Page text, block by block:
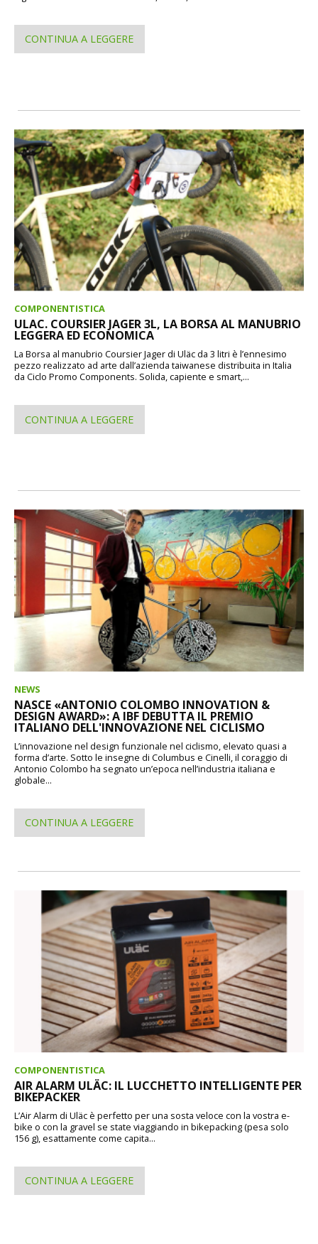
CONTINUA A LEGGERE
COMPONENTISTICA
ULAC. COURSIER JAGER 3L, LA BORSA AL MANUBRIO
LEGGERA ED ECONOMICA
La Borsa al manubrio Coursier Jager di Uläc da 3 litri è l’ennesimo
pezzo realizzato ad arte dall’azienda taiwanese distribuita in Italia
da Ciclo Promo Components. Solida, capiente e smart,...
CONTINUA A LEGGERE
NEWS
NASCE «ANTONIO COLOMBO INNOVATION &
DESIGN AWARD»: A IBF DEBUTTA IL PREMIO
ITALIANO DELL'INNOVAZIONE NEL CICLISMO
L’innovazione nel design funzionale nel ciclismo, elevato quasi a
forma d’arte. Sotto le insegne di Columbus e Cinelli, il coraggio di
Antonio Colombo ha segnato un’epoca nell’industria italiana e
globale...
CONTINUA A LEGGERE
COMPONENTISTICA
AIR ALARM ULÄC: IL LUCCHETTO INTELLIGENTE PER
BIKEPACKER
L’Air Alarm di Uläc è perfetto per una sosta veloce con la vostra e-
bike o con la gravel se state viaggiando in bikepacking (pesa solo
156 g), esattamente come capita...
CONTINUA A LEGGERE